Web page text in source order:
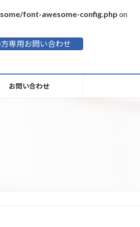
font-awesome-config.php on
専用お問い合わせ
お問い合わせ